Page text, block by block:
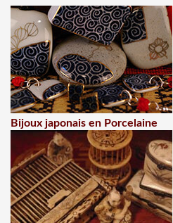
Bijoux japonais en Porcelaine